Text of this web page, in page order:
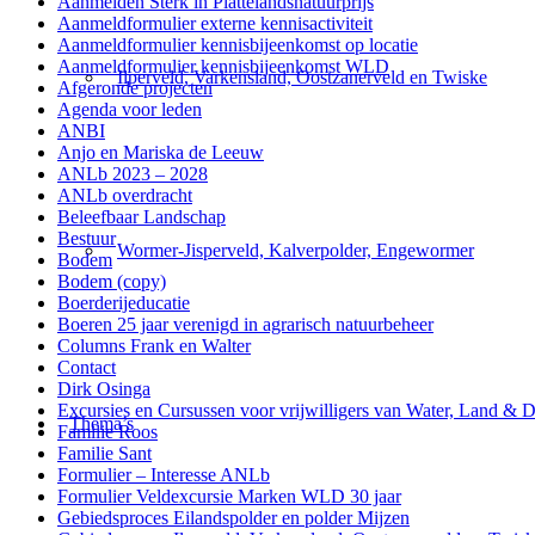
Ilperveld, Varkensland, Oostzanerveld en Twiske
Wormer-Jisperveld, Kalverpolder, Engewormer
Thema’s
Aanmeldformulier externe kennisactiviteit
Aanmeldformulier kennisbijeenkomst op locatie
Aanmeldformulier kennisbijeenkomst WLD
Afgeronde projecten
Agenda voor leden
ANBI
Anjo en Mariska de Leeuw
ANLb 2023 – 2028
ANLb overdracht
Beleefbaar Landschap
Bestuur
Bodem
Bodem (copy)
Boerderijeducatie
Boeren 25 jaar verenigd in agrarisch natuurbeheer
Columns Frank en Walter
Contact
Dirk Osinga
Excursies en Cursussen voor vrijwilligers van Water, Land &
Familie Roos
Familie Sant
Formulier – Interesse ANLb
Formulier Veldexcursie Marken WLD 30 jaar
Gebiedsproces Eilandspolder en polder Mijzen